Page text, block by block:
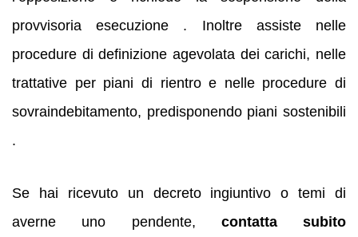
provvisoria esecuzione . Inoltre assiste nelle
procedure di definizione agevolata dei carichi, nelle
trattative per piani di rientro e nelle procedure di
sovraindebitamento, predisponendo piani sostenibili
.
Se hai ricevuto un decreto ingiuntivo o temi di
averne uno pendente, contatta subito